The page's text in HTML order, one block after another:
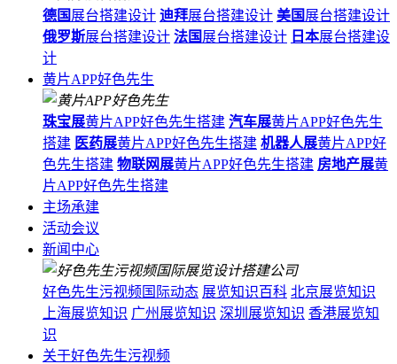
德国 展台搭建设计 迪拜展台搭建设计 美国 展台搭建设计
俄罗斯展台搭建设计 法国 展台搭建设计 日本展台搭建设
计
黄片APP好色先生
珠宝展黄片APP好色先生搭建 汽车展黄片APP好色先生
搭建 医药展黄片APP好色先生搭建 机器人展黄片APP好
色先生搭建 物联网展黄片APP好色先生搭建 房地产展黄
片APP好色先生搭建
主场承建
活动会议
新闻中心
好色先生污视频国际动态 展览知识百科 北京展览知识
上海展览知识 广州展览知识 深圳展览知识 香港展览知
识
关于好色先生污视频